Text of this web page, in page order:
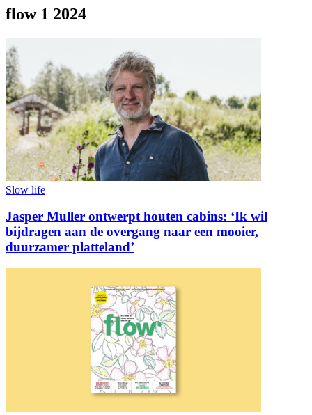
flow 1 2024
Slow life
Jasper Muller ontwerpt houten cabins: ‘Ik wil
bijdragen aan de overgang naar een mooier,
duurzamer platteland’